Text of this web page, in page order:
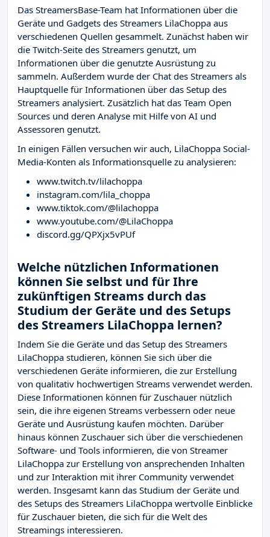
Das StreamersBase-Team hat Informationen über die
Geräte und Gadgets des Streamers LilaChoppa aus
verschiedenen Quellen gesammelt. Zunächst haben wir
die Twitch-Seite des Streamers genutzt, um
Informationen über die genutzte Ausrüstung zu
sammeln. Außerdem wurde der Chat des Streamers als
Hauptquelle für Informationen über das Setup des
Streamers analysiert. Zusätzlich hat das Team Open
Sources und deren Analyse mit Hilfe von AI und
Assessoren genutzt.
In einigen Fällen versuchen wir auch, LilaChoppa Social-
Media-Konten als Informationsquelle zu analysieren:
www.twitch.tv/lilachoppa
instagram.com/lila_choppa
www.tiktok.com/@lilachoppa
www.youtube.com/@LilaChoppa
discord.gg/QPXjx5vPUf
Welche nützlichen Informationen
können Sie selbst und für Ihre
zukünftigen Streams durch das
Studium der Geräte und des Setups
des Streamers LilaChoppa lernen?
Indem Sie die Geräte und das Setup des Streamers
LilaChoppa studieren, können Sie sich über die
verschiedenen Geräte informieren, die zur Erstellung
von qualitativ hochwertigen Streams verwendet werden.
Diese Informationen können für Zuschauer nützlich
sein, die ihre eigenen Streams verbessern oder neue
Geräte und Ausrüstung kaufen möchten. Darüber
hinaus können Zuschauer sich über die verschiedenen
Software- und Tools informieren, die von Streamer
LilaChoppa zur Erstellung von ansprechenden Inhalten
und zur Interaktion mit ihrer Community verwendet
werden. Insgesamt kann das Studium der Geräte und
des Setups des Streamers LilaChoppa wertvolle Einblicke
für Zuschauer bieten, die sich für die Welt des
Streamings interessieren.